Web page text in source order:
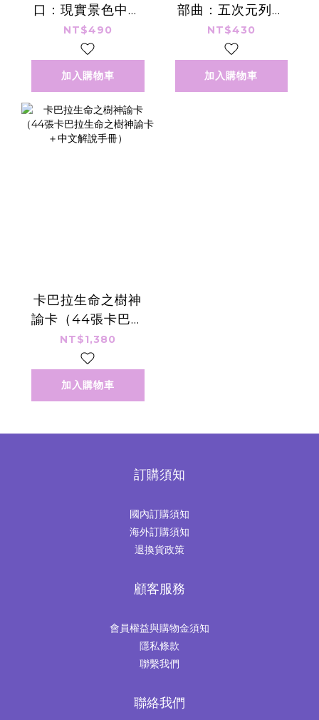
口：現實景色中，
人類與奇蹟的接觸
點
NT$490
加入購物車
部曲：五次元列木
里亞的揚昇之道
NT$430
加入購物車
卡巴拉生命之樹神
諭卡（44張卡巴拉
生命之樹神諭卡＋
中文解說手冊）
NT$1,380
加入購物車
訂購須知
國內訂購須知
海外訂購須知
退換貨政策
顧客服務
會員權益與購物金須知
隱私條款
聯繫我們
聯絡我們